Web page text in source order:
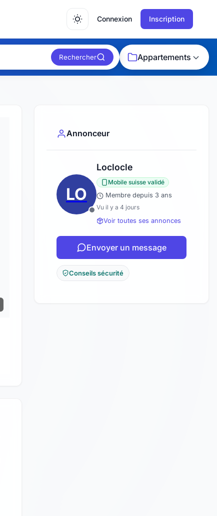
Connexion Inscription
Rechercher Appartements
Annonceur
LO
Loclocle
Mobile suisse validé
Membre depuis 3 ans
Vu il y a 4 jours
Voir toutes ses annonces
Envoyer un message
Conseils sécurité